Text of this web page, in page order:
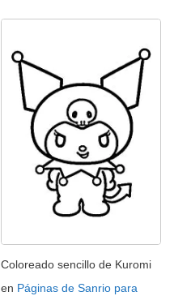
Coloreado sencillo de Kuromi
en Páginas de Sanrio para